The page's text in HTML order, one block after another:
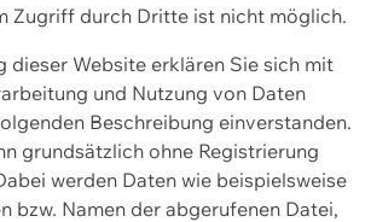
Zugriff durch Dritte ist nicht möglich.
dieser Website erklären Sie sich mit
und Nutzung von Daten
Beschreibung einverstanden.
grundsätzlich ohne Registrierung
werden Daten wie beispielsweise
bzw. Namen der abgerufenen Datei,